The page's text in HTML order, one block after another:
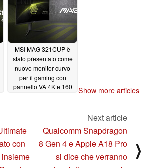
MSI MAG 321CUP è
stato presentato come
nuovo monitor curvo
per il gaming con
pannello VA 4K e 160
Show more articles
con
insieme
Next article
Qualcomm Snapdragon
8 Gen 4 e Apple A18 Pro
si dice che verranno
⟩